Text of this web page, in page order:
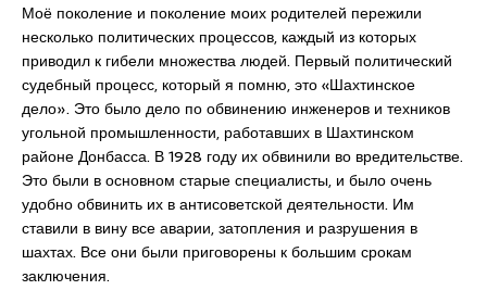
Моё поколение и поколение моих родителей пережили
несколько политических процессов, каждый из которых
приводил к гибели множества людей. Первый политический
судебный процесс, который я помню, это «Шахтинское
дело». Это было дело по обвинению инженеров и техников
угольной промышленности, работавших в Шахтинском
районе Донбасса. В 1928 году их обвинили во вредительстве.
Это были в основном старые специалисты, и было очень
удобно обвинить их в антисоветской деятельности. Им
ставили в вину все аварии, затопления и разрушения в
шахтах. Все они были приговорены к большим срокам
заключения.